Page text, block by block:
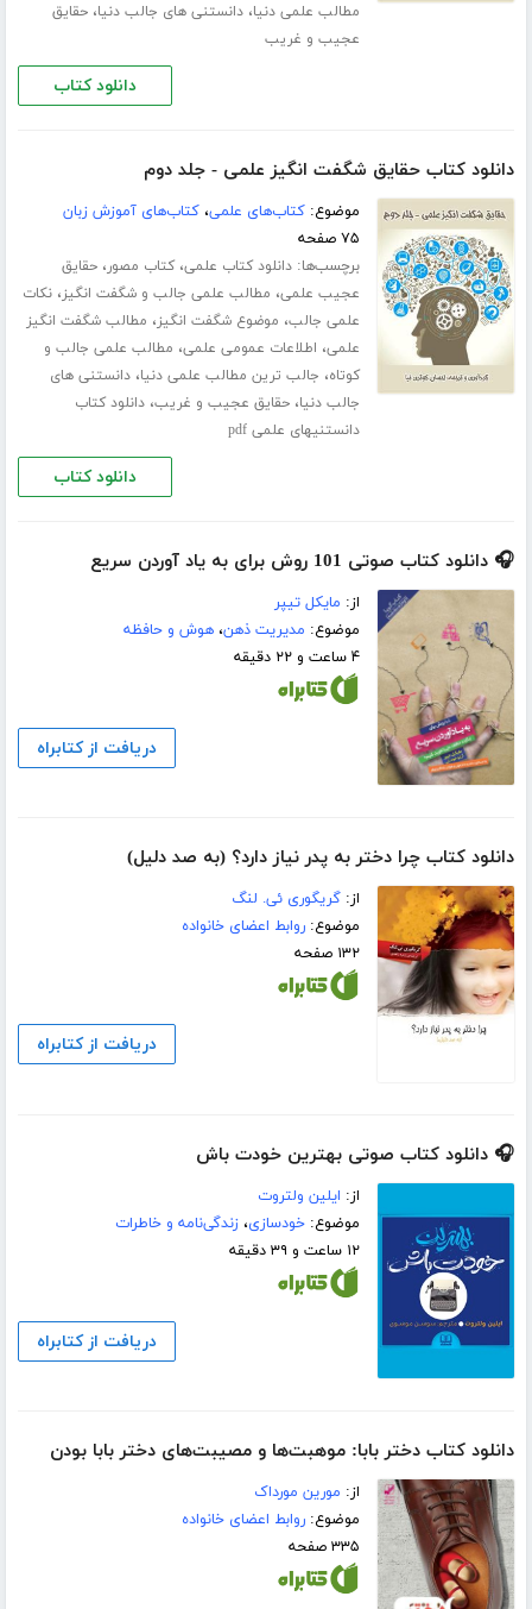
مطالب علمی دنیا،دانستنی های جالب دنیا،حقایق
عجیب و غریب
دانلود کتاب
دانلود کتاب حقایق شگفت انگیز علمی - جلد دوم
موضوع:کتاب‌های علمی،کتاب‌های آموزش زبان
۷۵ صفحه
برچسب‌ها:دانلود کتاب علمی،کتاب مصور،حقایق
عجیب علمی، مطالب علمی جالب و شگفت انگیز،نکات
علمی جالب، موضوع شگفت انگیز، مطالب شگفت انگیز
علمی، اطلاعات عمومی علمی، مطالب علمی جالب و
کوتاه، جالب ترین مطالب علمی دنیا،دانستنی های
جالب دنیا،حقایق عجیب و غریب،دانلود کتاب
دانستنیهای علمی pdf
دانلود کتاب
🎧 دانلود کتاب صوتی 101 روش برای به یاد آوردن سریع
از: مایکل تیپر
موضوع: مدیریت ذهن،هوش و حافظه
۴ ساعت و ۲۲ دقیقه
دریافت از کتابراه
دانلود کتاب چرا دختر به پدر نیاز دارد؟ (به صد دلیل)
از:گریگوری ئی. لنگ
موضوع:روابط اعضای خانواده
۱۳۲ صفحه
دریافت از کتابراه
🎧 دانلود کتاب صوتی بهترین خودت باش
از: ایلین ولتروت
موضوع:خودسازی،زندگی‌نامه و خاطرات
۱۲ ساعت و ۳۹ دقیقه
دریافت از کتابراه
دانلود کتاب دختر بابا: موهبت‌ها و مصیبت‌های دختر بابا بودن
از: مورین مورداک
موضوع:روابط اعضای خانواده
۳۳۵ صفحه